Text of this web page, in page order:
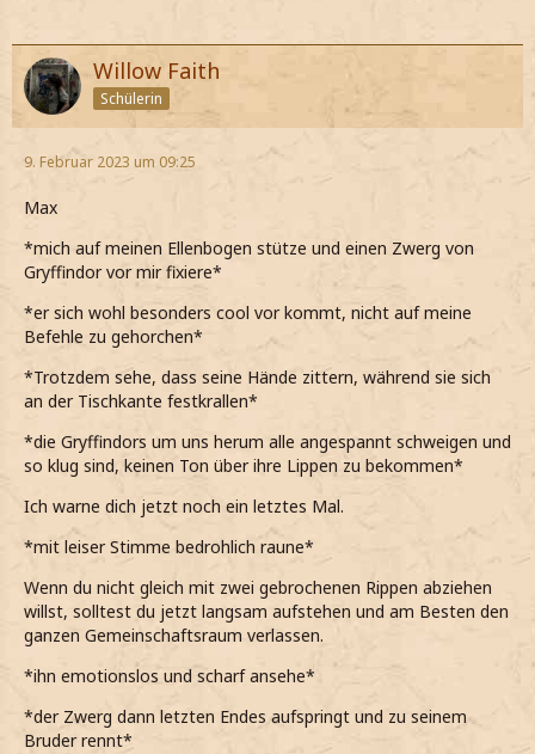
Willow Faith
Schülerin
9. Februar 2023 um 09:25
Max
*mich auf meinen Ellenbogen stütze und einen Zwerg von
Gryffindor vor mir fixiere*
*er sich wohl besonders cool vor kommt, nicht auf meine
Befehle zu gehorchen*
*Trotzdem sehe, dass seine Hände zittern, während sie sich
an der Tischkante festkrallen*
*die Gryffindors um uns herum alle angespannt schweigen und
so klug sind, keinen Ton über ihre Lippen zu bekommen*
Ich warne dich jetzt noch ein letztes Mal.
*mit leiser Stimme bedrohlich raune*
Wenn du nicht gleich mit zwei gebrochenen Rippen abziehen
willst, solltest du jetzt langsam aufstehen und am Besten den
ganzen Gemeinschaftsraum verlassen.
*ihn emotionslos und scharf ansehe*
*der Zwerg dann letzten Endes aufspringt und zu seinem
Bruder rennt*